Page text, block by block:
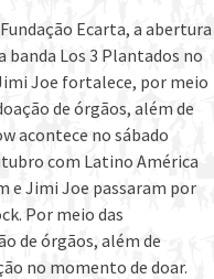
Ecarta, a abertura
banda Los 3 Plantados no
Joe fortalece, por meio
de órgãos, além de
acontece no sábado
com Latino América
e Jimi Joe passaram por
Por meio das
de órgãos, além de
no momento de doar.